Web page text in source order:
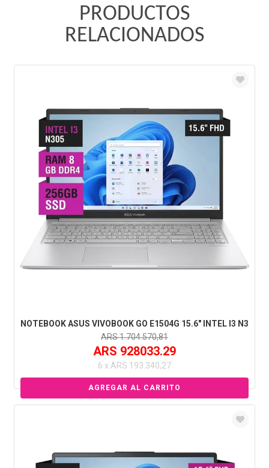
PRODUCTOS
RELACIONADOS
NOTEBOOK ASUS VIVOBOOK GO E1504G 15.6" INTEL I3 N3
ARS 1.704.570,81
ARS 928033.29
6 x ARS 193.340,27